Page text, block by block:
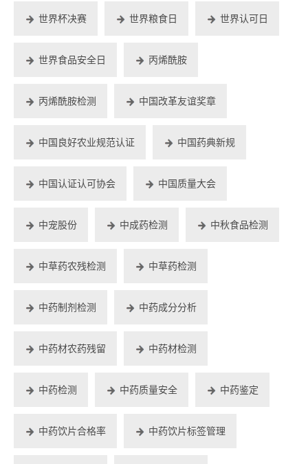
世界杯决赛 世界粮食日 世界认可日
世界食品安全日 丙烯酰胺
丙烯酰胺检测 中国改革友谊奖章
中国良好农业规范认证 中国药典新规
中国认证认可协会 中国质量大会
中宠股份 中成药检测 中秋食品检测
中草药农残检测 中草药检测
中药制剂检测 中药成分分析
中药材农药残留 中药材检测
中药检测 中药质量安全 中药鉴定
中药饮片合格率 中药饮片标签管理